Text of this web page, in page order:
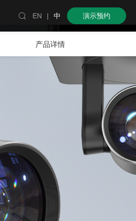
 EN | 中 演示预约
产品详情